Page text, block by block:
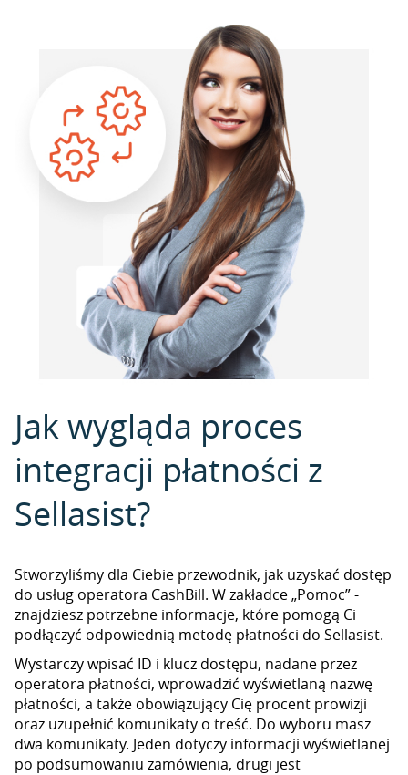
Jak wygląda proces
integracji płatności z
Sellasist?
Stworzyliśmy dla Ciebie przewodnik, jak uzyskać dostęp
do usług operatora CashBill. W zakładce „Pomoc” -
znajdziesz potrzebne informacje, które pomogą Ci
podłączyć odpowiednią metodę płatności do Sellasist.
Wystarczy wpisać ID i klucz dostępu, nadane przez
operatora płatności, wprowadzić wyświetlaną nazwę
płatności, a także obowiązujący Cię procent prowizji
oraz uzupełnić komunikaty o treść. Do wyboru masz
dwa komunikaty. Jeden dotyczy informacji wyświetlanej
po podsumowaniu zamówienia, drugi jest